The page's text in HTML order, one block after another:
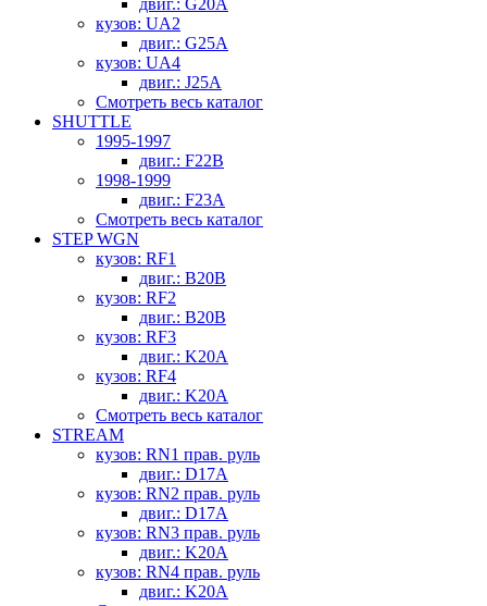
двиг.: G20A
кузов: UA2
двиг.: G25A
кузов: UA4
двиг.: J25A
Смотреть весь каталог
SHUTTLE
1995-1997
двиг.: F22B
1998-1999
двиг.: F23A
Смотреть весь каталог
STEP WGN
кузов: RF1
двиг.: B20B
кузов: RF2
двиг.: B20B
кузов: RF3
двиг.: K20A
кузов: RF4
двиг.: K20A
Смотреть весь каталог
STREAM
кузов: RN1 прав. руль
двиг.: D17A
кузов: RN2 прав. руль
двиг.: D17A
кузов: RN3 прав. руль
двиг.: K20A
кузов: RN4 прав. руль
двиг.: K20A